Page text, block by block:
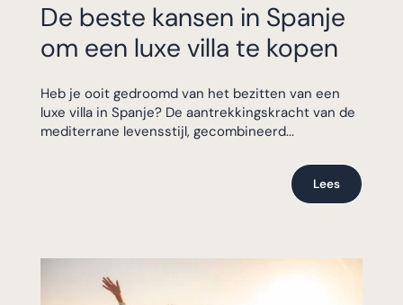
De beste kansen in Spanje
om een luxe villa te kopen
Heb je ooit gedroomd van het bezitten van een
luxe villa in Spanje? De aantrekkingskracht van de
mediterrane levensstijl, gecombineerd...
Lees